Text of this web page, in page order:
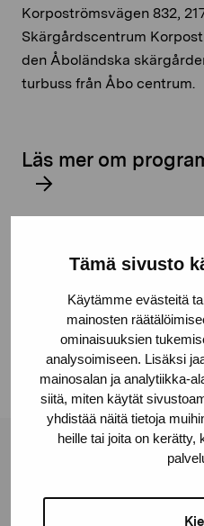
Tämä sivusto
Käytämme evästeitä
mainosten
ominaisuuksien
analysoimiseen. Lisäksi
mainosalan ja analytiikka-
siitä, miten käytät
yhdistää näitä tietoja
heille tai joita on kerätty,
Facebook
Linkedin
Korpoströmsvägen 832,
Skärgårdscentrum
den Åboländska
turbuss från Åbo centrum.
Läs mer om
Stiftelsen Pro